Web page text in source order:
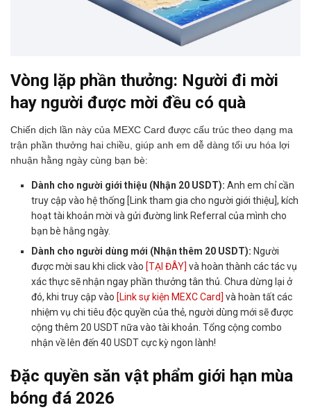
Vòng lặp phần thưởng: Người đi mời
hay người được mời đều có quà
Chiến dịch lần này của MEXC Card được cấu trúc theo dạng ma
trận phần thưởng hai chiều, giúp anh em dễ dàng tối ưu hóa lợi
nhuận hằng ngày cùng bạn bè:
Dành cho người giới thiệu (Nhận 20 USDT): Anh em chỉ cần
truy cập vào hệ thống [Link tham gia cho người giới thiệu], kích
hoạt tài khoản mời và gửi đường link Referral của mình cho
bạn bè hằng ngày.
Dành cho người dùng mới (Nhận thêm 20 USDT): Người
được mời sau khi click vào [TẠI ĐÂY] và hoàn thành các tác vụ
xác thực sẽ nhận ngay phần thưởng tân thủ. Chưa dừng lại ở
đó, khi truy cập vào [Link sự kiện MEXC Card] và hoàn tất các
nhiệm vụ chi tiêu độc quyền của thẻ, người dùng mới sẽ được
cộng thêm 20 USDT nữa vào tài khoản. Tổng cộng combo
nhận về lên đến 40 USDT cực kỳ ngon lành!
Đặc quyền săn vật phẩm giới hạn mùa
bóng đá 2026